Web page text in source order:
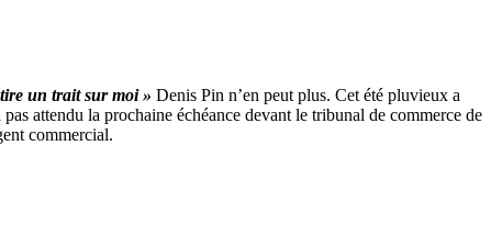
tire un trait sur moi » Denis Pin n’en peut plus. Cet été pluvieux a
attendu la prochaine échéance devant le tribunal de commerce de
commercial.